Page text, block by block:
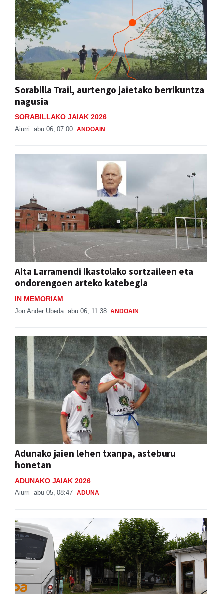
Sorabilla Trail, aurtengo jaietako berrikuntza
nagusia
SORABILLAKO JAIAK 2026
Aiurri abu 06, 07:00 ANDOAIN
Aita Larramendi ikastolako sortzaileen eta
ondorengoen arteko katebegia
IN MEMORIAM
Jon Ander Ubeda abu 06, 11:38 ANDOAIN
Adunako jaien lehen txanpa, asteburu
honetan
ADUNAKO JAIAK 2026
Aiurri abu 05, 08:47 ADUNA